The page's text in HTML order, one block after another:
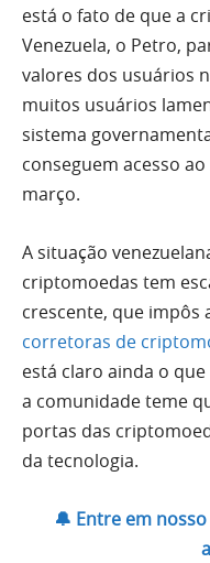
está o fato de que a
Venezuela, o Petro,
valores dos usuários
muitos usuários
sistema
conseguem acesso
março.
A situação
criptomoedas tem
crescente, que impôs
corretoras de
está claro ainda o
a comunidade teme
portas das
da tecnologia.
🔔 Entre em